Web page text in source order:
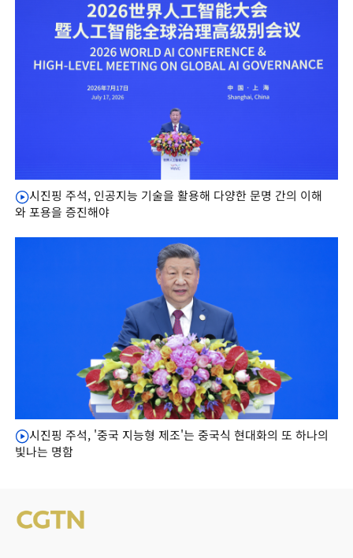
시진핑 주석, 인공지능 기술을 활용해 다양한 문명 간의 이해
와 포용을 증진해야
시진핑 주석, '중국 지능형 제조'는 중국식 현대화의 또 하나의
빛나는 명함